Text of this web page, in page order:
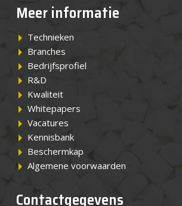
Meer informatie
Technieken
Branches
Bedrijfsprofiel
R&D
Kwaliteit
Whitepapers
Vacatures
Kennisbank
Beschermkap
Algemene voorwaarden
Contactgegevens